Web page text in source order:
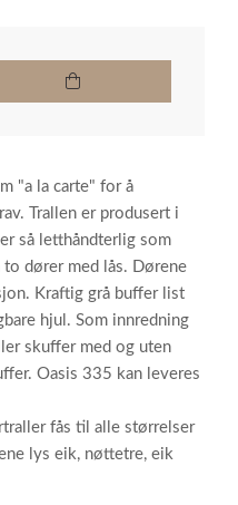
"a la carte" for å
Trallen er produsert i
så letthåndterlig som
dører med lås. Dørene
Kraftig grå buffer list
hjul. Som innredning
skuffer med og uten
Oasis 335 kan leveres
fås til alle størrelser
lys eik, nøttetre, eik